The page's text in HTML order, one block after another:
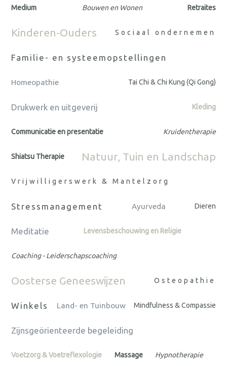
Medium Bouwen en Wonen Retraites
Kinderen-Ouders Sociaal ondernemen
Familie- en systeemopstellingen
Homeopathie Tai Chi & Chi Kung (Qi Gong)
Drukwerk en uitgeverij Kleding
Communicatie en presentatie Kruidentherapie
Shiatsu Therapie Natuur, Tuin en Landschap
Vrijwilligerswerk & Mantelzorg
Stressmanagement Ayurveda Dieren
Meditatie Levensbeschouwing en Religie
Coaching - Leiderschapscoaching
Oosterse Geneeswijzen Osteopathie
Winkels Land- en Tuinbouw Mindfulness & Compassie
Zijnsgeörienteerde begeleiding
Voetzorg & Voetreflexologie Massage Hypnotherapie